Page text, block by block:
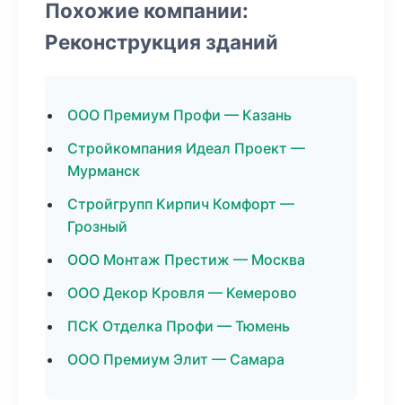
Похожие компании:
Реконструкция зданий
ООО Премиум Профи — Казань
Стройкомпания Идеал Проект —
Мурманск
Стройгрупп Кирпич Комфорт —
Грозный
ООО Монтаж Престиж — Москва
ООО Декор Кровля — Кемерово
ПСК Отделка Профи — Тюмень
ООО Премиум Элит — Самара